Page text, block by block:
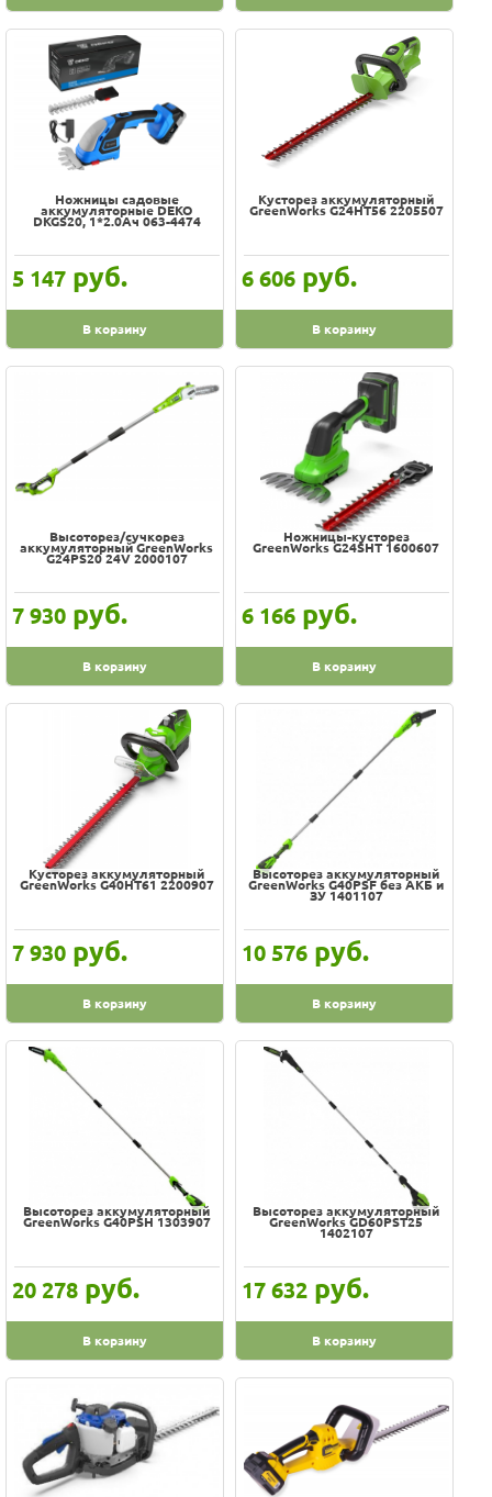
Ножницы садовые
аккумуляторные DEKO
DKGS20, 1*2.0Ач 063-4474
5 147 руб.
В корзину
Кусторез аккумуляторный
GreenWorks G24HT56 2205507
6 606 руб.
В корзину
Высоторез/сучкорез
аккумуляторный GreenWorks
G24PS20 24V 2000107
7 930 руб.
В корзину
Ножницы-кусторез
GreenWorks G24SHT 1600607
6 166 руб.
В корзину
Кусторез аккумуляторный
GreenWorks G40HT61 2200907
7 930 руб.
В корзину
Высоторез аккумуляторный
GreenWorks G40PSF без АКБ и
ЗУ 1401107
10 576 руб.
В корзину
Высоторез аккумуляторный
GreenWorks G40PSH 1303907
20 278 руб.
В корзину
Высоторез аккумуляторный
GreenWorks GD60PST25
1402107
17 632 руб.
В корзину